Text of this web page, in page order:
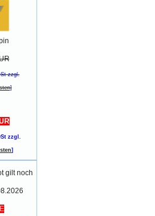
zzgl.
]
zzgl.
]
gilt noch